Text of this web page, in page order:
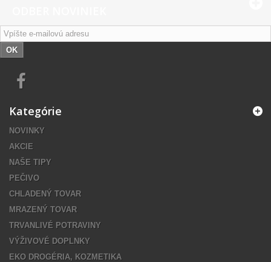
OK
Kategórie
NOVINKY
AKCIE
NAŠE TIPY
PEČIVO
CHLADENÝ TOVAR
MRAZENÝ TOVAR
TRVANLIVÉ POTRAVINY
VÝŽIVOVÉ DOPLNKY
EKO DROGÉRIA, KOZMETIKA